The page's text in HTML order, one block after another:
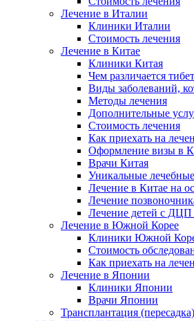
Лечение в Италии
Клиники Италии
Стоимость лечения
Лечение в Китае
Клиники Китая
Чем различается
Виды заболеваний,
Методы лечения
Дополнительные
Стоимость лечения
Как приехать на
Оформление визы в
Врачи Китая
Уникальные
Лечение в Китае на
Лечение
Лечение детей с ДЦП
Лечение в Южной Корее
Клиники Южной
Стоимость
Как приехать на
Лечение в Японии
Клиники Японии
Врачи Японии
Трансплантация